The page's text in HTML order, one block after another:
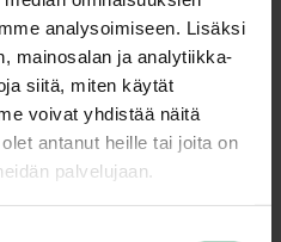
analysoimiseen. Lisäksi
mainosalan ja analytiikka-
siitä, miten käytät
voivat yhdistää näitä
antanut heille tai joita on
palvelujaan.
verran, että se näkyy juuri
selleripalat pehmeiksi ja
Leikkaa keitetyt, kuoritut
viipaloi tai kuutioi omena.
sellerikuutiot,
Kääntele sekaan lähes